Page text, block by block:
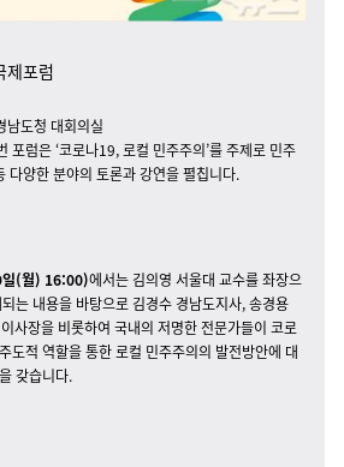
제포럼
도청 대회의실
포럼은 ‘코로나19, 로컬 민주주의’를 주제로 민주
다양한 분야의 토론과 강연을 펼칩니다.
(월) 16:00)에서는 김의영 서울대 교수를 좌장으
는 내용을 바탕으로 김경수 경남도지사, 송경용
사장을 비롯하여 국내의 저명한 전문가들이 코로
도적 역할을 통한 로컬 민주주의의 발전방안에 대
갖습니다.